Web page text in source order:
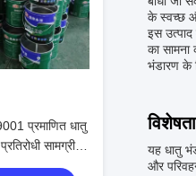
प्रमाणित धातु
सामग्री के
के स्वच्छ
इस उत्पाद
का
भंडारण के
यह धातु
और